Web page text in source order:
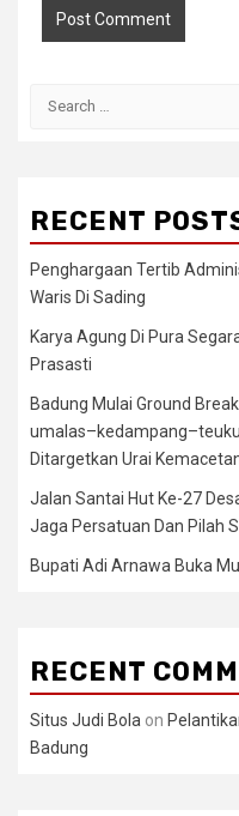
RECENT
Penghargaan Tertib
Waris Di Sading
Karya Agung Di Pura
Prasasti
Badung Mulai Ground
Ditargetkan Urai
Jalan Santai Hut Ke-27
Jaga Persatuan Dan Pilah
Bupati Adi Arnawa Buka
RECENT
Situs Judi Bola on
Badung